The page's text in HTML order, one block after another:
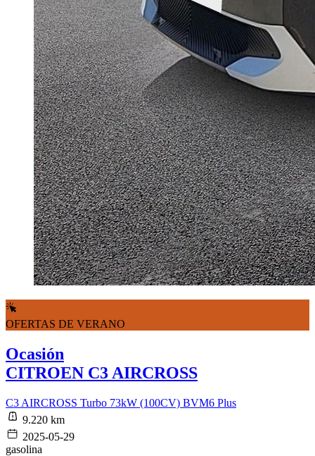
OFERTAS DE VERANO
Ocasión
CITROEN C3 AIRCROSS
C3 AIRCROSS Turbo 73kW (100CV) BVM6 Plus
9.220 km
2025-05-29
gasolina